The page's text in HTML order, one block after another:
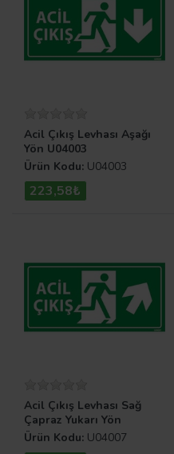
Acil Çıkış Levhası Aşağı
Yön U04003
Ürün Kodu: U04003
223,58₺
Acil Çıkış Levhası Sağ
Çapraz Yukarı Yön
Ürün Kodu: U04007